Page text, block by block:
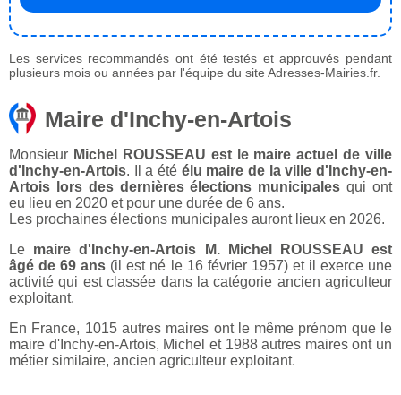
Les services recommandés ont été testés et approuvés pendant
plusieurs mois ou années par l'équipe du site Adresses-Mairies.fr.
Maire d'Inchy-en-Artois
Monsieur Michel ROUSSEAU est le maire actuel de ville
d'Inchy-en-Artois. Il a été élu maire de la ville d'Inchy-en-
Artois lors des dernières élections municipales qui ont
eu lieu en 2020 et pour une durée de 6 ans.
Les prochaines élections municipales auront lieux en 2026.
Le maire d'Inchy-en-Artois M. Michel ROUSSEAU est
âgé de 69 ans (il est né le 16 février 1957) et il exerce une
activité qui est classée dans la catégorie ancien agriculteur
exploitant.
En France, 1015 autres maires ont le même prénom que le
maire d'Inchy-en-Artois, Michel et 1988 autres maires ont un
métier similaire, ancien agriculteur exploitant.